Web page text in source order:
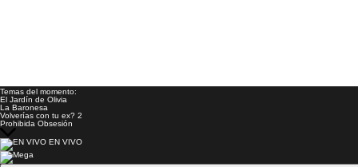
Temas del momento:
El Jardín de Olivia
La Baronesa
Volverías con tu ex? 2
Prohibida Obsesión
EN VIVO